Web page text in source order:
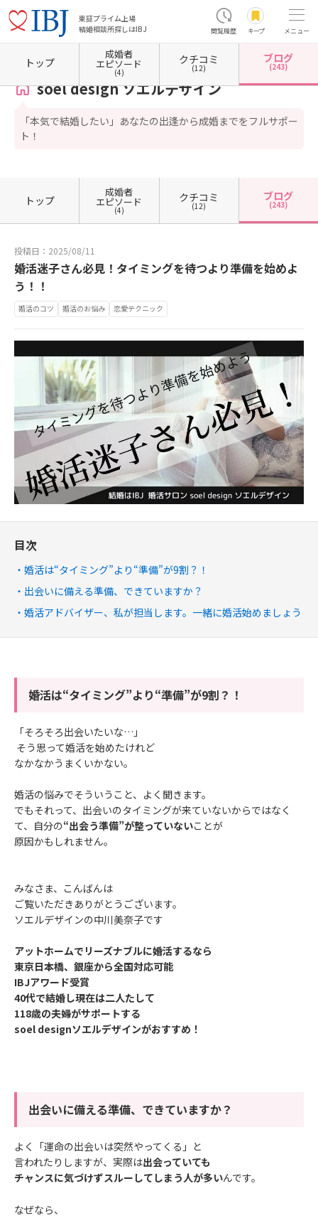
東証プライム上場
結婚相談所探しはIBJ
閲覧履歴 キープ メニュー
ホーム 東京都の結婚相談所 東京都中央区 東京都中央区日本橋 soel design ソエルデ
soel design ソエルデザイン
「本気で結婚したい」あなたの出逢から成婚までをフルサポー
ト！
トップ
成婚者
エピソード
(4)
クチコミ
(12)
ブログ
(243)
トップ
成婚者
エピソード
(4)
クチコミ
(12)
ブログ
(243)
投稿日：2025/08/11
婚活迷子さん必見！タイミングを待つより準備を始めよ
う！！
婚活のコツ 婚活のお悩み 恋愛テクニック
目次
婚活は“タイミング”より“準備”が9割？！
出会いに備える準備、できていますか？
婚活アドバイザー、私が担当します。一緒に婚活始めましょう
婚活は“タイミング”より“準備”が9割？！
「そろそろ出会いたいな…」
そう思って婚活を始めたけれど
なかなかうまくいかない。
婚活の悩みでそういうこと、よく聞きます。
でもそれって、出会いのタイミングが来ていないからではなく
て、自分の“出会う準備”が整っていないことが
原因かもしれません。
みなさま、こんばんは
ご覧いただきありがとうございます。
ソエルデザインの中川美奈子です
アットホームで リーズナブルに婚活するなら
東京日本橋、銀座から全国対応可能
IBJアワード受賞
40代で結婚し現在は二人たして
118歳の夫婦がサポートする
soel designソエルデザインがおすすめ！
出会いに備える準備、できていますか？
よく「運命の出会いは突然やってくる」と
言われたりしますが、実際は出会っていても
チャンスに気づけずスルーしてしまう人が多いんです。
なぜなら、